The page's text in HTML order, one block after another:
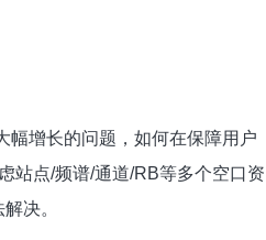
幅增长的问题，如何在保障用户
站点/频谱/通道/RB等多个空口资
决。